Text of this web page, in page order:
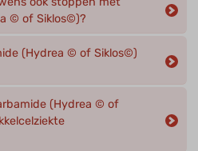
© of Siklos©)?
(Hydrea © of Siklos©)
(Hydrea © of